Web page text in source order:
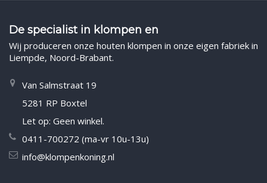
De specialist in klompen en
Wij produceren onze houten klompen in onze eigen fabriek in
Liempde, Noord-Brabant.
Van Salmstraat 19
5281 RP Boxtel
Let op: Geen winkel.
0411-700272 (ma-vr 10u-13u)
info@klompenkoning.nl